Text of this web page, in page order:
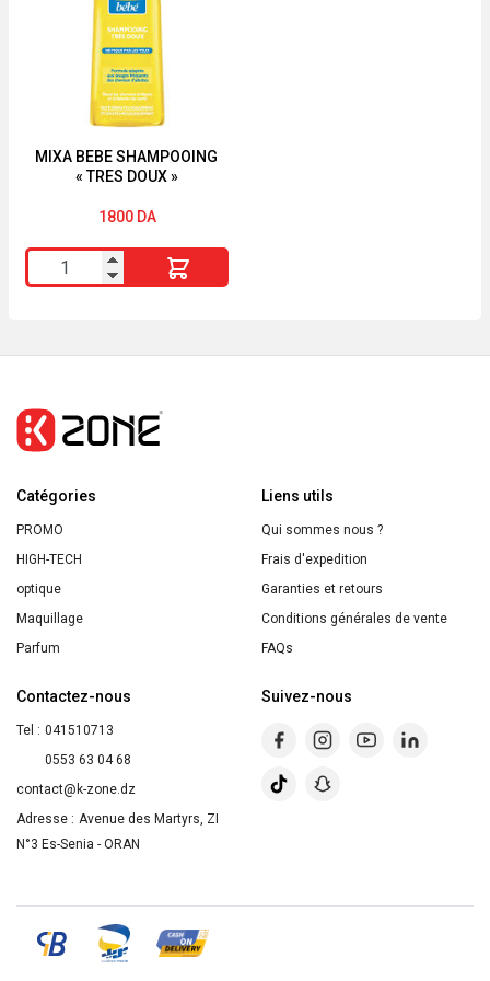
deMIXA BEBE SHAMPOOING
« TRES DOUX »
1800 DA
quantité
de
"TRES
DOUX"
Catégories
PROMO
HIGH-TECH
optique
Maquillage
Parfum
Liens utils
Qui sommes nous ?
Frais d'expedition
Garanties et retours
Conditions générales de vente
FAQs
Contactez-nous
Tel : 041510713
0553 63 04 68
contact@k-zone.dz
Adresse : Avenue des Martyrs, ZI
N°3 Es-Senia - ORAN
Suivez-nous